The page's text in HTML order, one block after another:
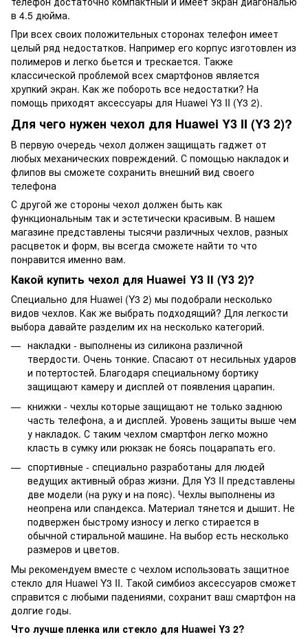
в 4.5 дюйма.
При всех своих положительных сторонах телефон имеет
целый ряд недостатков. Например его корпус изготовлен из
полимеров и легко бьется и трескается. Также
классической проблемой всех смартфонов является
хрупкий экран. Как же побороть все недостатки? На
помощь приходят аксессуары для Huawei Y3 II (Y3 2).
Для чего нужен чехол для Huawei Y3 II (Y3 2)?
В первую очередь чехол должен защищать гаджет от
любых механических повреждений. С помощью накладок и
флипов вы сможете сохранить внешний вид своего
телефона
С другой же стороны чехол должен быть как
функциональным так и эстетически красивым. В нашем
магазине представлены тысячи различных чехлов, разных
расцветок и форм, вы всегда сможете найти то что
понравится именно вам.
Какой купить чехол для Huawei Y3 II (Y3 2)?
Специально для Huawei (Y3 2) мы подобрали несколько
видов чехлов. Как же выбрать подходящий? Для легкости
выбора давайте разделим их на несколько категорий.
накладки - выполнены из силикона различной
твердости. Очень тонкие. Спасают от несильных ударов
и потертостей. Благодаря специальному бортику
защищают камеру и дисплей от появления царапин.
книжки - чехлы которые защищают не только заднюю
часть телефона, а и дисплей. Уровень защиты выше чем
у накладок. С таким чехлом смартфон легко можно
класть в сумку или рюкзак не боясь поцарапать его.
спортивные - специально разработаны для людей
ведущих активный образ жизни. Для Y3 II представлены
две модели (на руку и на пояс). Чехлы выполнены из
неопрена или спандекса. Материал тянется и дышит. Не
подвержен быстрому износу и легко стирается в
обычной стиральной машине. На выбор есть несколько
размеров и цветов.
Мы рекомендуем вместе с чехлом использовать защитное
стекло для Huawei Y3 II. Такой симбиоз аксессуаров сможет
справится с любыми падениями, сохранит ваш смартфон на
долгие годы.
Что лучше пленка или стекло для Huawei Y3 2?